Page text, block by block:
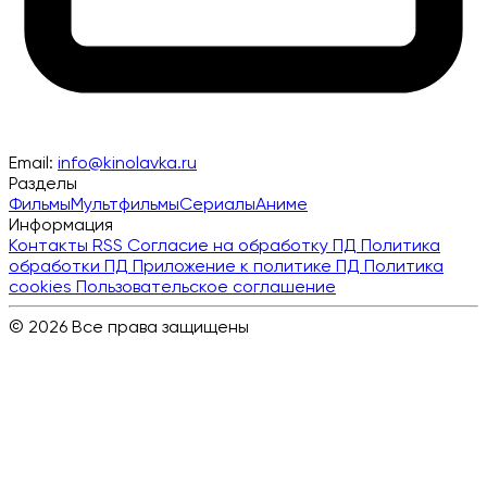
Email: info@kinolavka.ru
Разделы
ФильмыМультфильмыСериалыАниме
Информация
Контакты RSS Согласие на обработку ПД Политика
обработки ПД Приложение к политике ПД Политика
cookies Пользовательское соглашение
© 2026 Все права защищены